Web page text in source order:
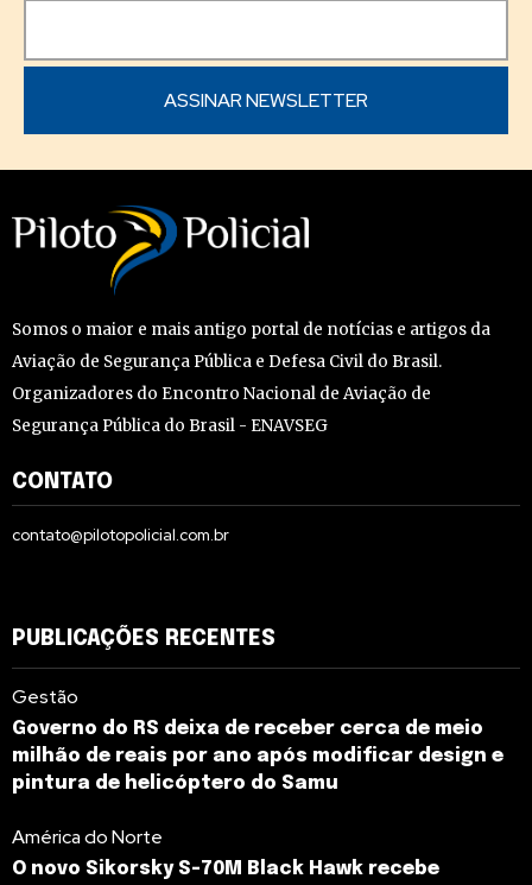
Somos o maior e mais antigo portal de notícias e artigos da
Aviação de Segurança Pública e Defesa Civil do Brasil.
Organizadores do Encontro Nacional de Aviação de
Segurança Pública do Brasil - ENAVSEG
CONTATO
contato@pilotopolicial.com.br
PUBLICAÇÕES RECENTES
Gestão
Governo do RS deixa de receber cerca de meio
milhão de reais por ano após modificar design e
pintura de helicóptero do Samu
América do Norte
O novo Sikorsky S-70M Black Hawk recebe